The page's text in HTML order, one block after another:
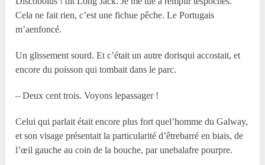
Cela ne fait rien, c’est une fichue pêche. Le Portugais
m’aenfoncé.
Un glissement sourd. Et c’était un autre dorisqui accostait, et
encore du poisson qui tombait dans le parc.
– Deux cent trois. Voyons lepassager !
Celui qui parlait était encore plus fort quel’homme du Galway,
et son visage présentait la particularité d’êtrebarré en biais, de
l’œil gauche au coin de la bouche, par unebalafre pourpre.